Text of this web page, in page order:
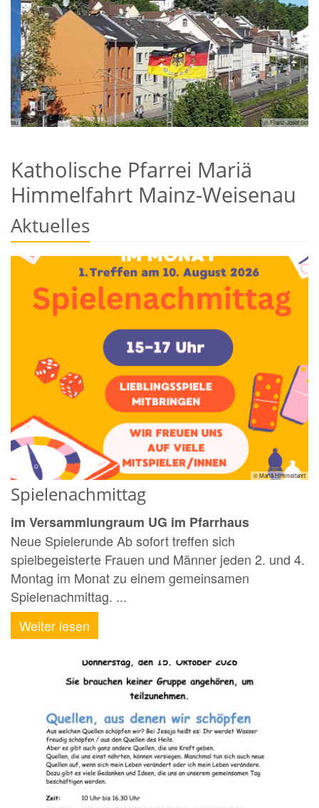
© Franz-Josef Schek
Katholische Pfarrei Mariä
Himmelfahrt Mainz-Weisenau
Aktuelles
© Mariä Himmelfahrt
Spielenachmittag
im Versammlungraum UG im Pfarrhaus
Neue Spielerunde Ab sofort treffen sich
spielbegeisterte Frauen und Männer jeden 2. und 4.
Montag im Monat zu einem gemeinsamen
Spielenachmittag. ...
Weiter lesen